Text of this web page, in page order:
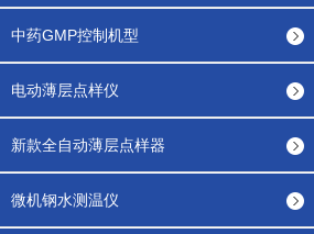
中药GMP控制机型
电动薄层点样仪
新款全自动薄层点样器
微机钢水测温仪